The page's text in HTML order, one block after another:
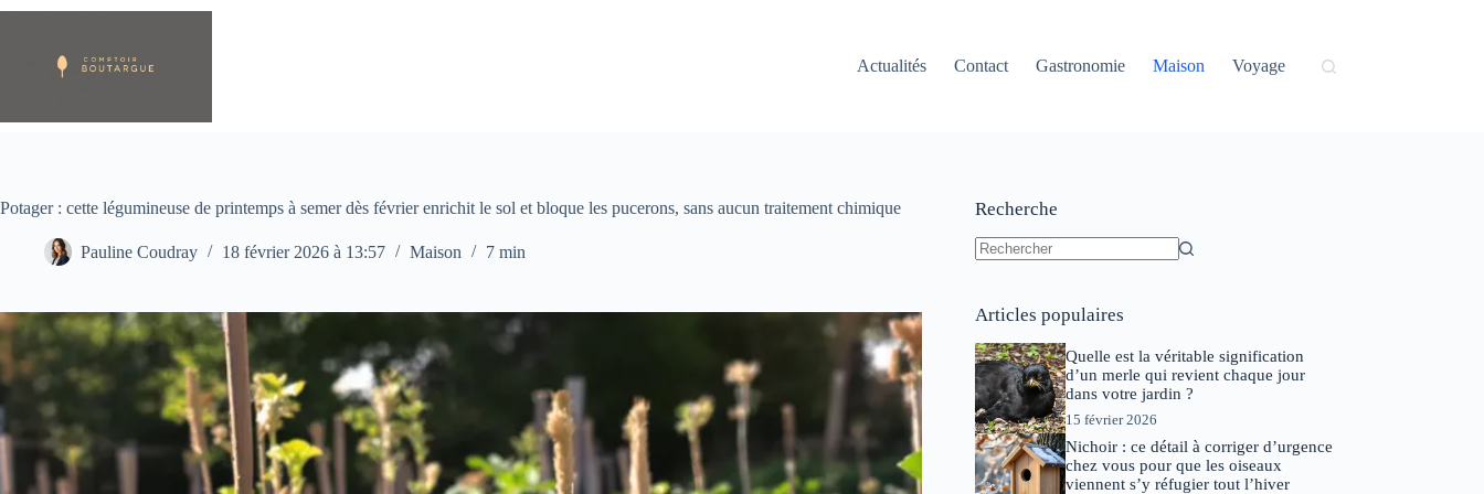
Passer
Actualités
Contact Gastronomie Maison Voyage
Potager : cette légumineuse de printemps à semer dès février enrichit le sol et bloque les pucerons, sans aucun traitement chimique
Pauline Coudray 18 février 2026 à 13:57 Maison 7 min
Recherche
Articles populaires
Quelle est la véritable signification
d’un merle qui revient chaque jour
dans votre jardin ?
15 février 2026
Nichoir : ce détail à corriger d’urgence
chez vous pour que les oiseaux
viennent s’y réfugier tout l’hiver